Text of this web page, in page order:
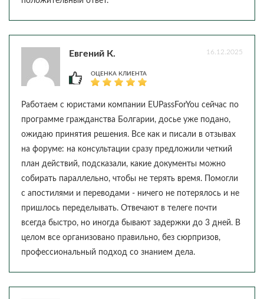
Евгений К. 16.12.2025
ОЦЕНКА КЛИЕНТА
Работаем с юристами компании EUPassForYou сейчас по
программе гражданства Болгарии, досье уже подано,
ожидаю принятия решения. Все как и писали в отзывах
на форуме: на консультации сразу предложили четкий
план действий, подсказали, какие документы можно
собирать параллельно, чтобы не терять время. Помогли
с апостилями и переводами - ничего не потерялось и не
пришлось переделывать. Отвечают в телеге почти
всегда быстро, но иногда бывают задержки до 3 дней. В
целом все организовано правильно, без сюрпризов,
профессиональный подход со знанием дела.